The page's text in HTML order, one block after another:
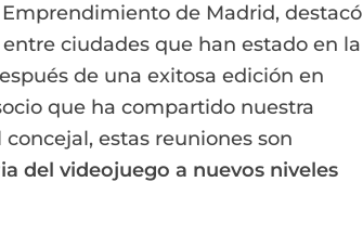
de Madrid, destacó
ciudades que han estado en la
de una exitosa edición en
que ha compartido nuestra
estas reuniones son
del videojuego a nuevos niveles